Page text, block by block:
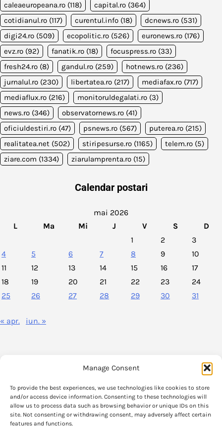
Manage Consent
To provide the best experiences, we use technologies like cookies to store
and/or access device information. Consenting to these technologies will
allow us to process data such as browsing behavior or unique IDs on this
site. Not consenting or withdrawing consent, may adversely affect certain
features and functions.
caleaeuropeana.ro (118) capital.ro (364)
cotidianul.ro (117) curentul.info (18) dcnews.ro (531)
digi24.ro (509) ecopolitic.ro (526) euronews.ro (176)
evz.ro (92) fanatik.ro (18) focuspress.ro (33)
fresh24.ro (8) gandul.ro (259) hotnews.ro (236)
jurnalul.ro (230) libertatea.ro (217) mediafax.ro (717)
mediaflux.ro (216) monitoruldegalati.ro (3)
news.ro (346) observatornews.ro (41)
oficiuldestiri.ro (47) psnews.ro (567) puterea.ro (215)
realitatea.net (502) stiripesurse.ro (1165) telem.ro (5)
ziare.com (1334) ziarulamprenta.ro (15)
Calendar postari
mai 2026
L
Ma Mi J V S
D
1
2
3
4
5 6 7 8 9
10
11
12 13 14 15 16
17
18
19 20 21 22 23
24
25
26 27 28 29 30 31
« apr. iun. »
Romania.
Informatia care se gaseste pe VoxPolitica.ro si parerile exprimate in aceste